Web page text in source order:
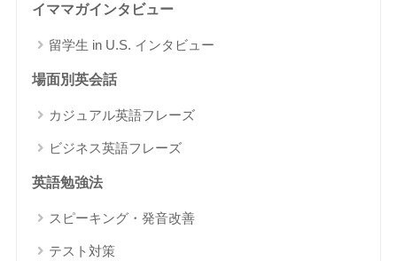
イママガインタビュー
留学生 in U.S. インタビュー
場面別英会話
カジュアル英語フレーズ
ビジネス英語フレーズ
英語勉強法
スピーキング・発音改善
テスト対策